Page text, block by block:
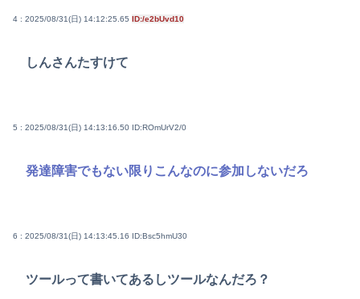
4 : 2025/08/31(日) 14:12:25.65 ID:/e2bUvd10
しんさんたすけて
5 : 2025/08/31(日) 14:13:16.50 ID:ROmUrV2/0
発達障害でもない限りこんなのに参加しないだろ
6 : 2025/08/31(日) 14:13:45.16 ID:Bsc5hmU30
ツールって書いてあるしツールなんだろ？